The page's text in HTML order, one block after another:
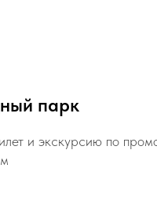
парк
и экскурсию по